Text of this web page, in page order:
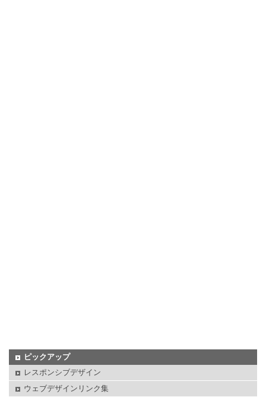
ピックアップ
レスポンシブデザイン
ウェブデザインリンク集